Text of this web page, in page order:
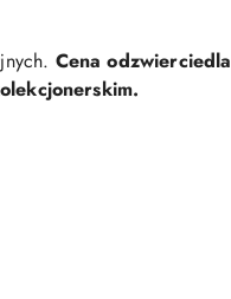
Cena odzwierciedla